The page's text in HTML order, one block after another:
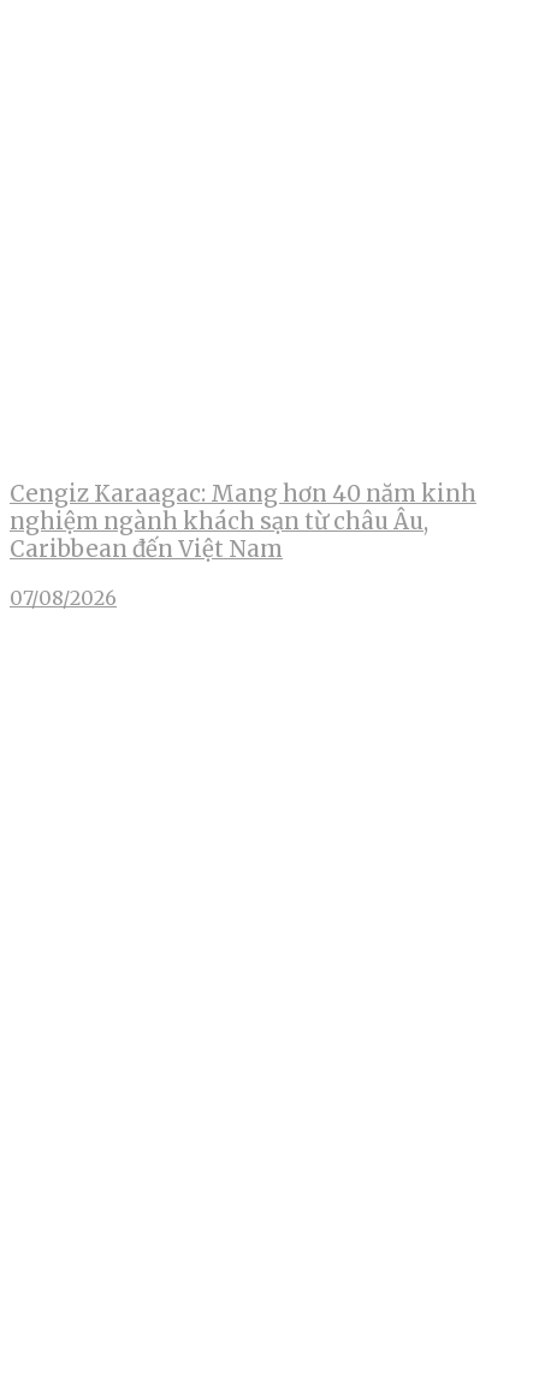
Cengiz Karaagac: Mang hơn 40 năm kinh
nghiệm ngành khách sạn từ châu Âu,
Caribbean đến Việt Nam
07/08/2026